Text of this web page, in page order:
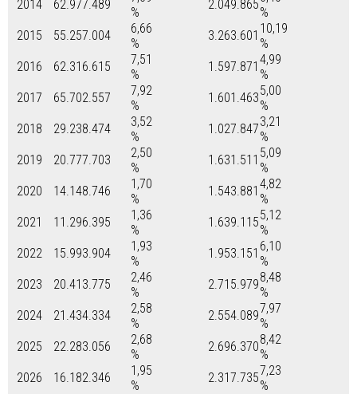
2014
62.977.489
%
2.049.865
%
2015
55.257.004
6,66
%
3.263.601 10,19
%
2016
62.316.615
7,51
%
1.597.871 4,99
%
2017
65.702.557
7,92
%
1.601.4635,00
%
2018
29.238.474
3,52
%
1.027.8473,21
%
2019
20.777.703
2,50
%
1.631.511 5,09
%
2020
14.148.746
1,70
%
1.543.881 4,82
%
2021
11.296.395
1,36
%
1.639.1155,12
%
2022
15.993.904
1,93
%
1.953.151 6,10
%
2023
20.413.775
2,46
%
2.715.9798,48
%
2024
21.434.334
2,58
%
2.554.0897,97
%
2025
22.283.056
2,68
%
2.696.3708,42
%
2026
16.182.346
1,95
%
2.317.7357,23
%